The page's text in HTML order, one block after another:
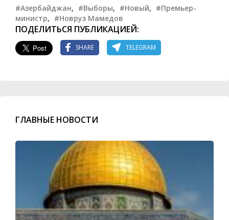
#Азербайджан, #Выборы, #Новый, #Премьер-
министр, #Новруз Мамедов
ПОДЕЛИТЬСЯ ПУБЛИКАЦИЕЙ:
SHARE TELEGRAM
ГЛАВНЫЕ НОВОСТИ